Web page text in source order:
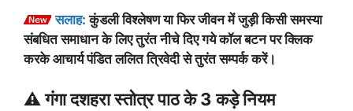
सलाह: कुंडली विश्लेषण या फिर जीवन में जुड़ी किसी समस्या
संबधित समाधान के लिए तुरंत नीचे दिए गये कॉल बटन पर क्लिक
करके आचार्य पंडित ललित त्रिवेदी से तुरंत सम्पर्क करें।
⚠️ गंगा दशहरा स्तोत्र पाठ के 3 कड़े नियम